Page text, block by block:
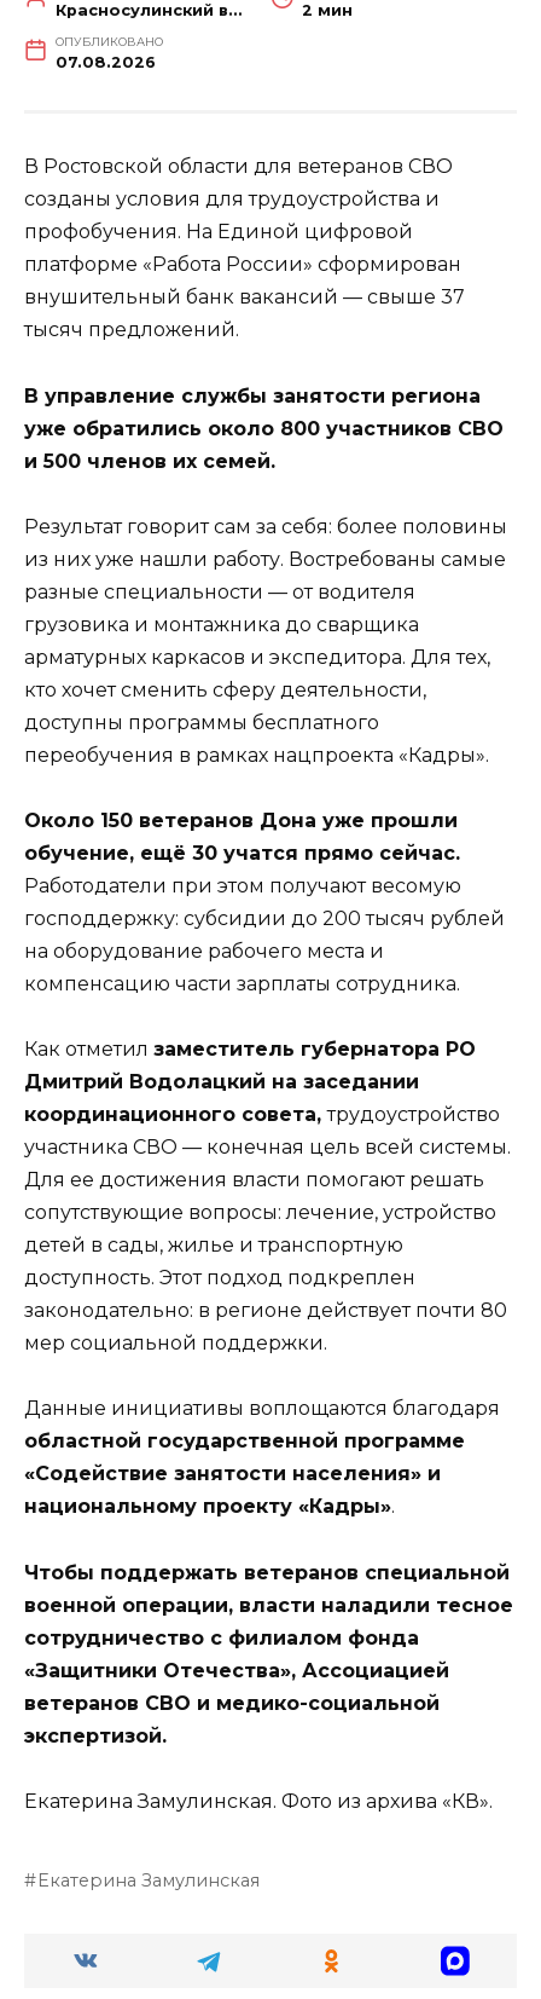
Красносулинский вестник 2 мин
ОПУБЛИКОВАНО
07.08.2026
В Ростовской области для ветеранов СВО
созданы условия для трудоустройства и
профобучения. На Единой цифровой
платформе «Работа России» сформирован
внушительный банк вакансий — свыше 37
тысяч предложений.
В управление службы занятости региона
уже обратились около 800 участников СВО
и 500 членов их семей.
Результат говорит сам за себя: более половины
из них уже нашли работу. Востребованы самые
разные специальности — от водителя
грузовика и монтажника до сварщика
арматурных каркасов и экспедитора. Для тех,
кто хочет сменить сферу деятельности,
доступны программы бесплатного
переобучения в рамках нацпроекта «Кадры».
Около 150 ветеранов Дона уже прошли
обучение, ещё 30 учатся прямо сейчас.
Работодатели при этом получают весомую
господдержку: субсидии до 200 тысяч рублей
на оборудование рабочего места и
компенсацию части зарплаты сотрудника.
Как отметил заместитель губернатора РО
Дмитрий Водолацкий на заседании
координационного совета,трудоустройство
участника СВО — конечная цель всей системы.
Для ее достижения власти помогают решать
сопутствующие вопросы: лечение, устройство
детей в сады, жилье и транспортную
доступность. Этот подход подкреплен
законодательно: в регионе действует почти 80
мер социальной поддержки.
Данные инициативы воплощаются благодаря
областной государственной программе
«Содействие занятости населения» и
национальному проекту «Кадры».
Чтобы поддержать ветеранов специальной
военной операции, власти наладили тесное
сотрудничество с филиалом фонда
«Защитники Отечества», Ассоциацией
ветеранов СВО и медико-социальной
экспертизой.
Екатерина Замулинская. Фото из архива «КВ».
Екатерина Замулинская